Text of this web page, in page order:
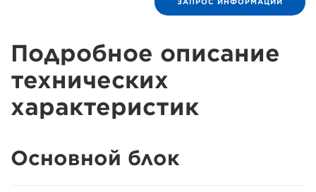
Подробное описание
технических
характеристик
Основной блок